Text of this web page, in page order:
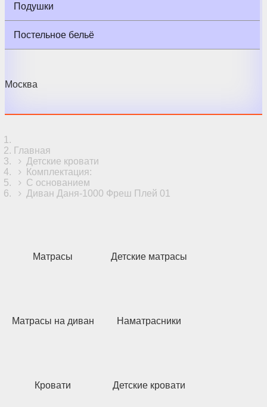
Подушки
Постельное бельё
Москва
Главная
Детские кровати
Комплектация:
С основанием
Диван Даня-1000 Фреш Плей 01
Матрасы Детские матрасы
Матрасы на диван Наматрасники
Кровати Детские кровати